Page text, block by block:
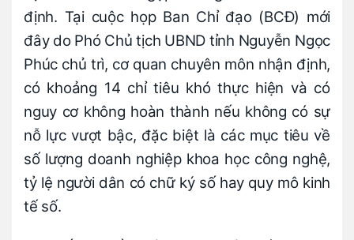
định. Tại cuộc họp Ban Chỉ đạo (BCĐ) mới
đây do Phó Chủ tịch UBND tỉnh Nguyễn Ngọc
Phúc chủ trì, cơ quan chuyên môn nhận định,
có khoảng 14 chỉ tiêu khó thực hiện và có
nguy cơ không hoàn thành nếu không có sự
nỗ lực vượt bậc, đặc biệt là các mục tiêu về
số lượng doanh nghiệp khoa học công nghệ,
tỷ lệ người dân có chữ ký số hay quy mô kinh
tế số.